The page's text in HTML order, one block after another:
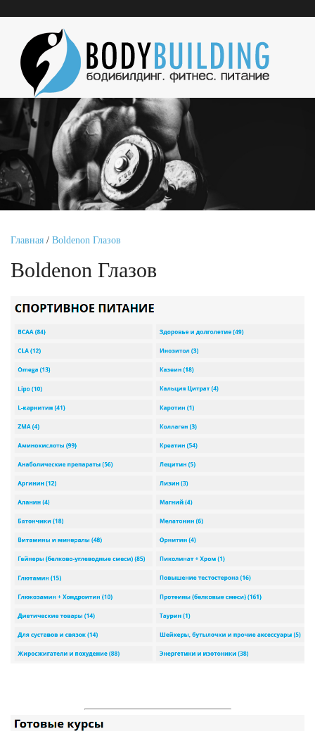
Главная / Boldenon Глазов
Boldenon Глазов